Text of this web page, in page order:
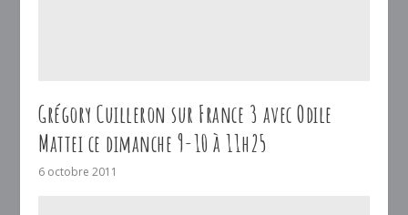
Grégory Cuilleron sur France 3 avec Odile
Mattei ce dimanche 9-10 à 11h25
6 octobre 2011